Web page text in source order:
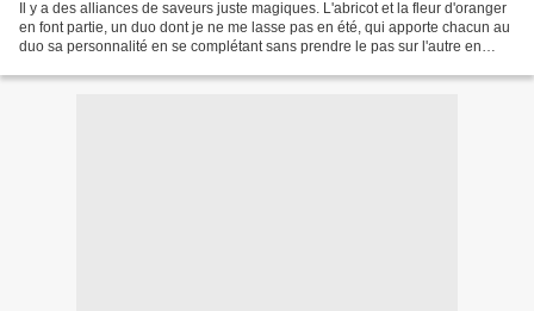
Il y a des alliances de saveurs juste magiques. L'abricot et la fleur d'oranger
en font partie, un duo dont je ne me lasse pas en été, qui apporte chacun au
duo sa personnalité en se complétant sans prendre le pas sur l'autre en